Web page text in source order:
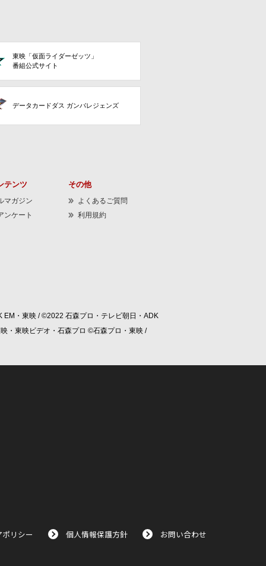
東映「仮面ライダーゼッツ」
番組公式サイト
データカードダス ガンバレジェンズ
テンツ
マガジン
ンケート
その他
よくあるご質問
利用規約
・東映 / ©2022 石森プロ・テレビ朝日・ADK
・東映ビデオ・石森プロ ©石森プロ・東映 /
リシー 個人情報保護方針 お問い合わせ